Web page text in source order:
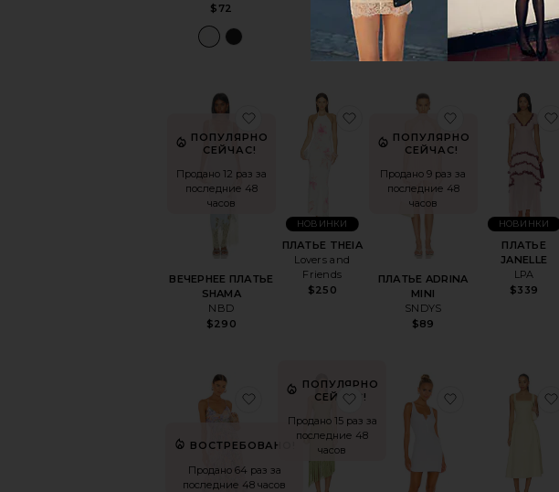
$72
$84
ПОПУЛЯРНО
СЕЙЧАС!
Продано 12 раз за
последние 48
часов
ВЕЧЕРНЕЕ ПЛАТЬЕ
SHAMA
NBD
$290
избранноеВЕЧЕРНЕЕ ПЛАТЬЕ SHAMA
ПЛАТЬЕ THEIA
Lovers and
Friends
$250
НОВИНКИ
избранноеПЛАТЬЕ THEIA
ПОПУЛЯРНО
СЕЙЧАС!
Продано 9 раз за
последние 48
часов
ПЛАТЬЕ ADRINA
MINI
SNDYS
$89
ПЛАТЬЕ
JANELLE
LPA
$339
НОВИНКИ
ВОСТРЕБОВАНО!
Продано 64 раз за
последние 48 часов
избранноеПЛАТЬЕ BLYTHE
ПОПУЛЯРНО
СЕЙЧАС!
Продано 15 раз за
последние 48
часов
избранноеПЛАТЬЕ NATALINA